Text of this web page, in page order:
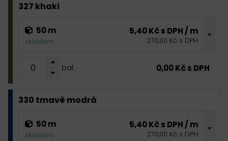
327 khaki
50 m
skladem
5,40 Kč s DPH / m
270,00 Kč s DPH
bal. 0,00 Kč s DPH
330 tmavě modrá
50 m
skladem
5,40 Kč s DPH / m
270,00 Kč s DPH